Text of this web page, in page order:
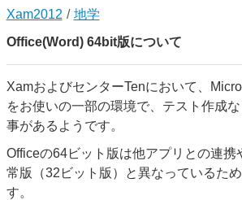
Xam2012
地学
Office(Word) 64bit版について
XamおよびセンターTenにおいて、
をお使いの一部の環境で、テスト作成
事があるようです。
Officeの64ビット版は他アプリとの連携
常版（32ビット版）と異なっているた
す。